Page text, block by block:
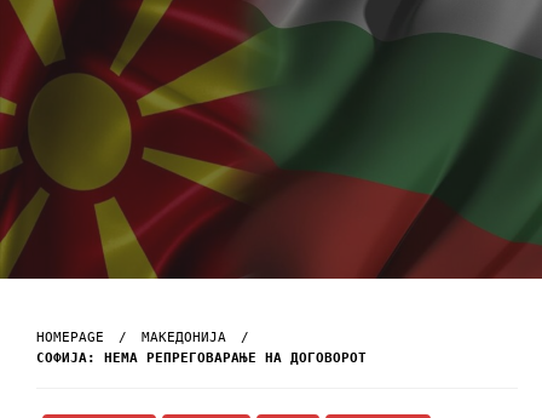
HOMEPAGE
МАКЕДОНИЈА
СОФИЈА: НЕМА РЕПРЕГОВАРАЊЕ НА ДОГОВОРОТ